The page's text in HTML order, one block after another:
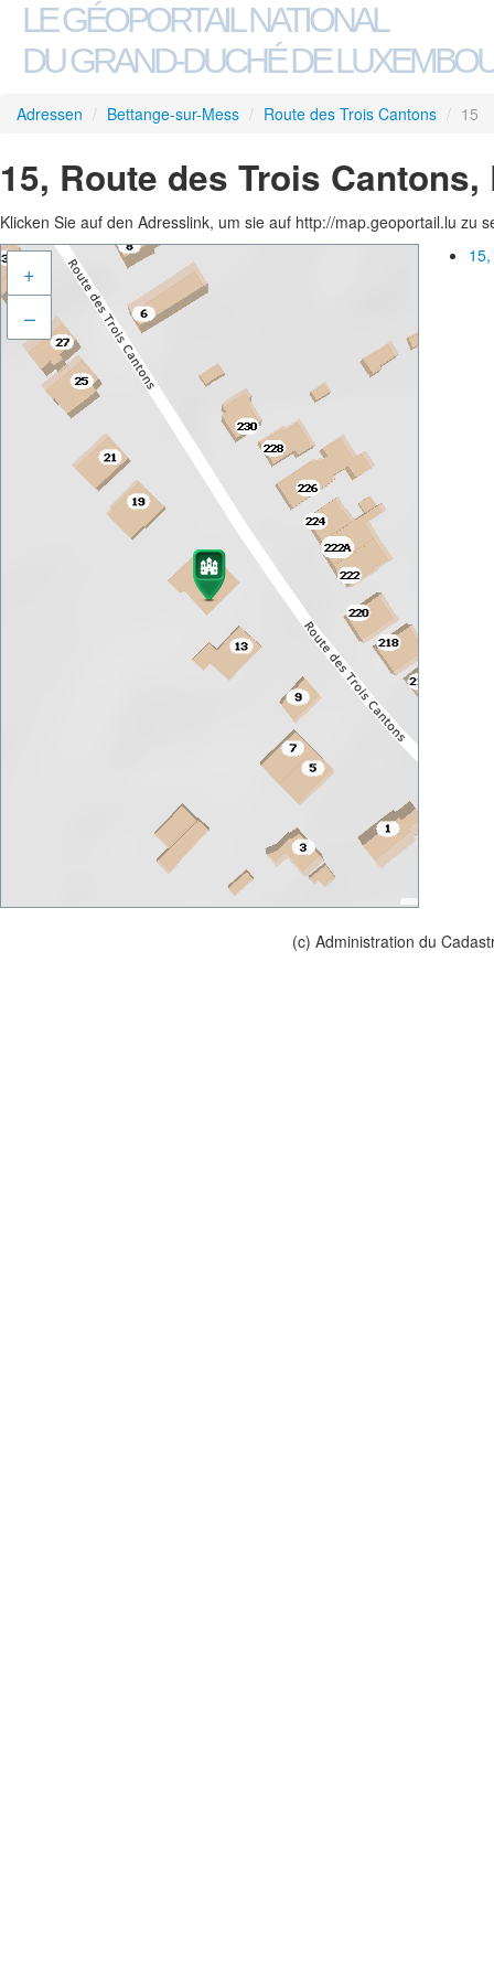
LE GÉOPORTAIL NATIONAL
DU GRAND-DUCHÉ DE
Adressen / Bettange-sur-Mess / Route des Trois Cantons / 15
15, Route des Trois
Klicken Sie auf den Adresslink, um sie auf http://map.geoportail.lu zu
+
–
(c) Administration du